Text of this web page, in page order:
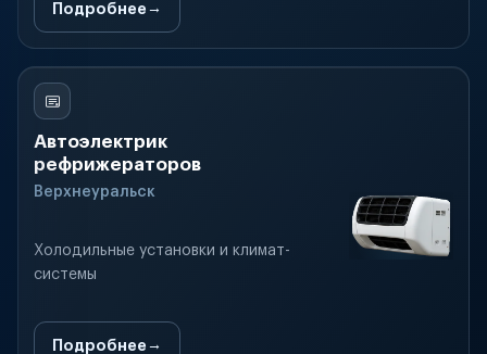
Подробнее
Автоэлектрик
рефрижераторов
Верхнеуральск
Холодильные установки и климат-
системы
Подробнее